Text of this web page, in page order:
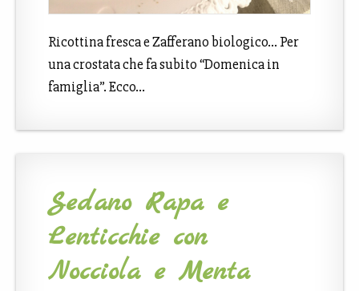
Ricottina fresca e Zafferano biologico… Per
una crostata che fa subito “Domenica in
famiglia”. Ecco…
Sedano Rapa e
Lenticchie con
Nocciola e Menta